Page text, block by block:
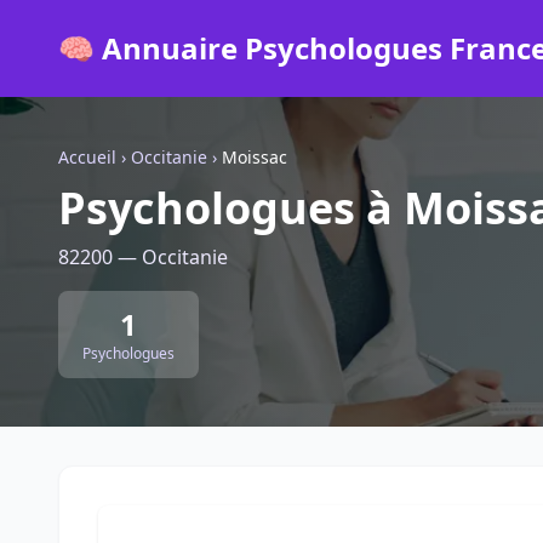
🧠 Annuaire Psychologues
Accueil › Occitanie › Moissac
Psychologues à
82200 — Occitanie
1
Psychologues